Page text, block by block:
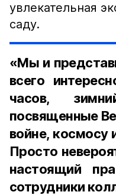
увлекательная
саду.
«Мы и
всего
часов,
посвященные
войне, космосу
Просто
настоящий
сотрудники